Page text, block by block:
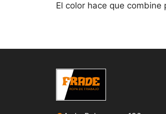
El color hace que combine